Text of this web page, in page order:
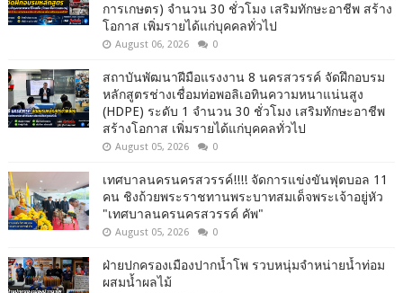
การเกษตร) จำนวน 30 ชั่วโมง เสริมทักษะอาชีพ สร้าง
โอกาส เพิ่มรายได้แก่บุคคลทั่วไป
August 06, 2026 0
สถาบันพัฒนาฝีมือแรงงาน 8 นครสวรรค์ จัดฝึกอบรม
หลักสูตรช่างเชื่อมท่อพอลิเอทินความหนาแน่นสูง
(HDPE) ระดับ 1 จำนวน 30 ชั่วโมง เสริมทักษะอาชีพ
สร้างโอกาส เพิ่มรายได้แก่บุคคลทั่วไป
August 05, 2026 0
เทศบาลนครนครสวรรค์!!!! จัดการแข่งขันฟุตบอล 11
คน ชิงถ้วยพระราชทานพระบาทสมเด็จพระเจ้าอยู่หัว
"เทศบาลนครนครสวรรค์ คัพ"
August 05, 2026 0
ฝ่ายปกครองเมืองปากน้ำโพ รวบหนุ่มจำหน่ายน้ำท่อม
ผสมน้ำผลไม้